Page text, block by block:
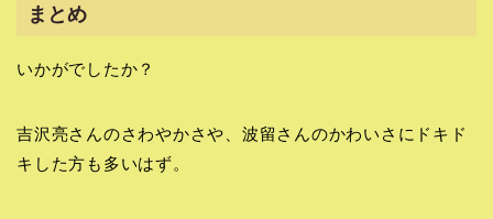
まとめ
いかがでしたか？
吉沢亮さんのさわやかさや、波留さんのかわいさにドキド
キした方も多いはず。